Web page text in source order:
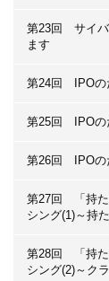
第23回 サイバ
ます
第24回 IPOの
第25回 IPOの
第26回 IPOの
第27回 「持た
シング(1)～持
第28回 「持た
シング(2)～ク